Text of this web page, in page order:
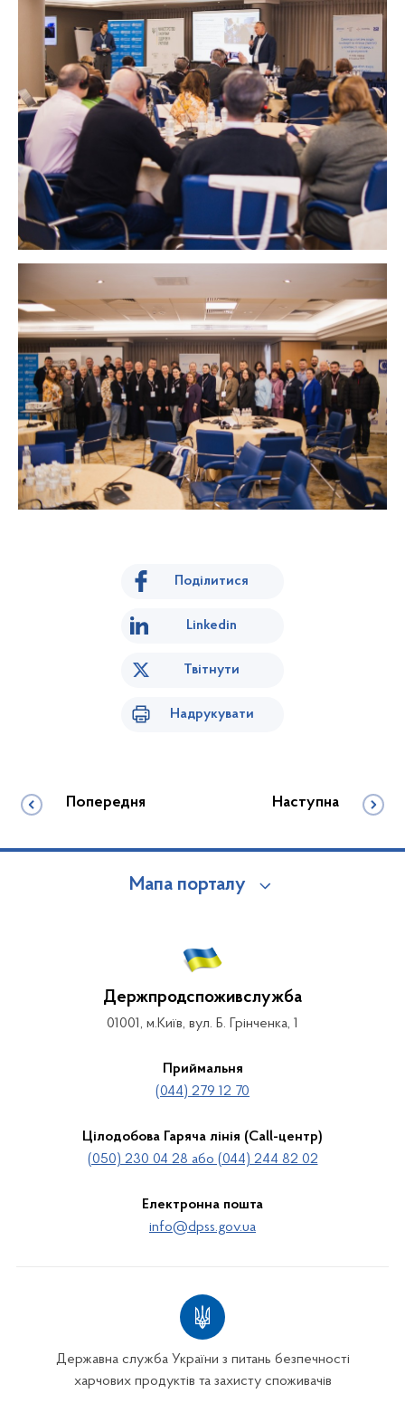
Поділитися
Linkedin
Твітнути
Надрукувати
Попередня Наступна
Мапа порталу
Держпродспоживслужба
01001, м.Київ, вул. Б. Грінченка, 1
Приймальня
(044) 279 12 70
Цілодобова Гаряча лінія (Call-центр)
(050) 230 04 28 або (044) 244 82 02
Електронна пошта
info@dpss.gov.ua
Державна служба України з питань безпечності
харчових продуктів та захисту споживачів